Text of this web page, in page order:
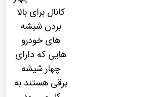
کانال برای بالا
بردن شیشه
های خودرو
هایی که دارای
چهار شیشه
برقی هستند به